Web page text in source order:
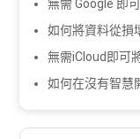
無需 Google 即
如何將資料從損
無需iCloud即可
如何在沒有智慧